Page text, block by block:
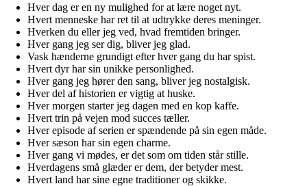
Hver dag er en ny mulighed for at lære noget nyt.
Hvert menneske har ret til at udtrykke deres meninger.
Hverken du eller jeg ved, hvad fremtiden bringer.
Hver gang jeg ser dig, bliver jeg glad.
Vask hænderne grundigt efter hver gang du har spist.
Hvert dyr har sin unikke personlighed.
Hver gang jeg hører den sang, bliver jeg nostalgisk.
Hver del af historien er vigtig at huske.
Hver morgen starter jeg dagen med en kop kaffe.
Hvert trin på vejen mod succes tæller.
Hver episode af serien er spændende på sin egen måde.
Hver sæson har sin egen charme.
Hver gang vi mødes, er det som om tiden står stille.
Hverdagens små glæder er dem, der betyder mest.
Hvert land har sine egne traditioner og skikke.